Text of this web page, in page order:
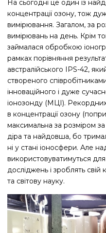
На сьогодні це один із
концентрації озону, тож
вимірювання. Загалом, за
вимірювань на день. Крім
займалася обробкою
рамках порівняння
австралійського ІPS-42,
створеного
інноваційного і дуже
іонозонду (МЦІ). Рекордних
в концентрації озону
максимальна за розміром
діра та найдовша, бо
ні у стані іоносфери. Але
використовуватимуться
досліджень і зроблять
та світову науку.